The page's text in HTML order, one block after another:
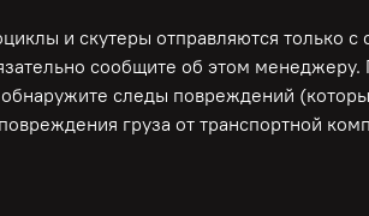
фото и видео запуска и
КРЕДИТАМ И РАССРОЧКАМ!
и скутеры отправляются только с
сообщите об этом
следы повреждений
груза от транспортной